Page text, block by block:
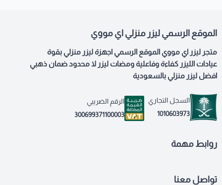
الموقع الرسمي ليزر منزلي اي مووي
متجر ليزر اي مووي الموقع الرسمي اجهزة ليزر منزلي بقوة
عيادات الليزر كفاءة وفاعلية ومضات ليزر لا محدود ضمان ذهبي
افضل ليزر منزلي بالسعودية
السجل التجاري
1010603973
الرقم الضريبي
300699371100003
روابط مهمة
تواصل معنا